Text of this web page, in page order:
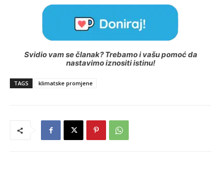
Svidio vam se članak? Trebamo i vašu pomoć da
nastavimo iznositi istinu!
TAGS klimatske promjene